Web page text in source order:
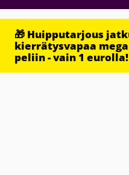
🎁 Huipputarjous
kierrätysvapaa
peliin - vain 1 eurolla!